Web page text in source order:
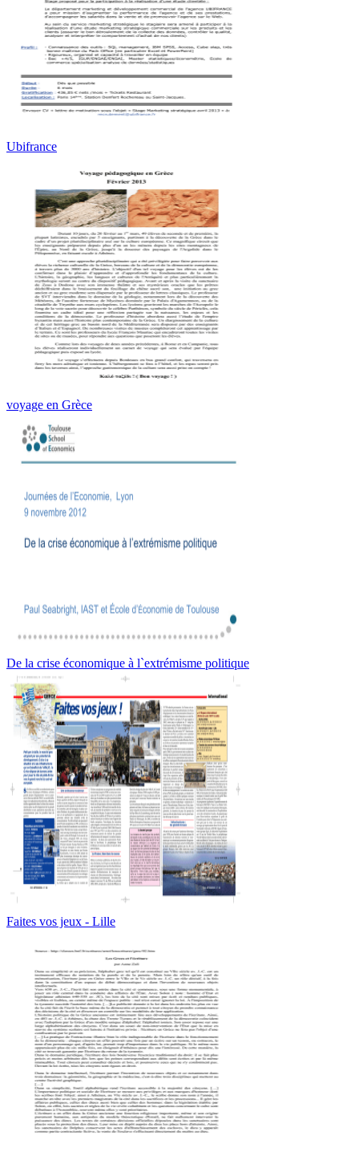
Ubifrance
voyage en Grèce
De la crise économique à l`extrémisme politique
Faites vos jeux - Lille